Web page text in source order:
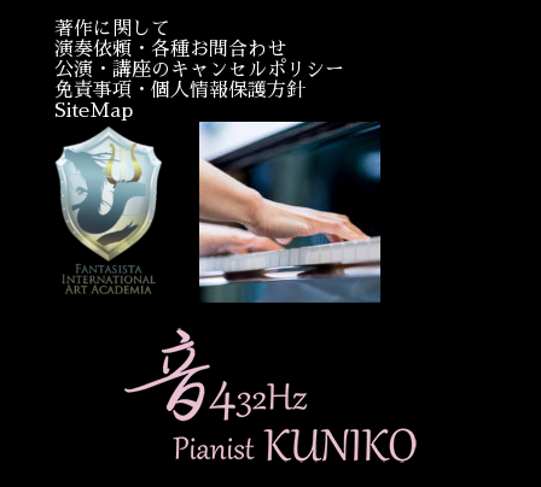
著作に関して
演奏依頼・各種お問合わせ
公演・講座のキャンセルポリシー
免責事項・個人情報保護方針
SiteMap